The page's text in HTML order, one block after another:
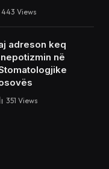
443 Views
adreson keq
në
351 Views